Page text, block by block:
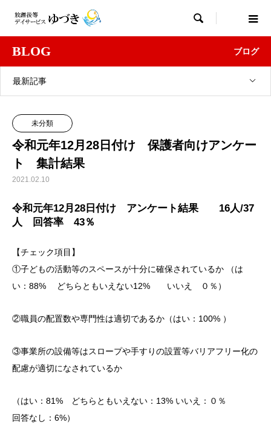

BLOG ブログ
最新記事
未分類
令和元年12月28日付け 保護者向けアンケー
ト 集計結果
2021.02.10
令和元年12月28日付け アンケート結果 16人/37
人 回答率 43％
【チェック項目】
①子どもの活動等のスペースが十分に確保されているか （は
い：88% どちらともいえない12% いいえ ０％）
②職員の配置数や専門性は適切であるか（はい：100% ）
③事業所の設備等はスロープや手すりの設置等バリアフリー化の
配慮が適切になされているか
（はい：81% どちらともいえない：13% いいえ：０％
回答なし：6%）